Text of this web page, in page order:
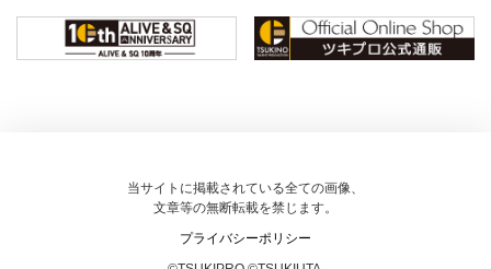
当サイトに掲載されている全ての画像、
文章等の無断転載を禁じます。
プライバシーポリシー